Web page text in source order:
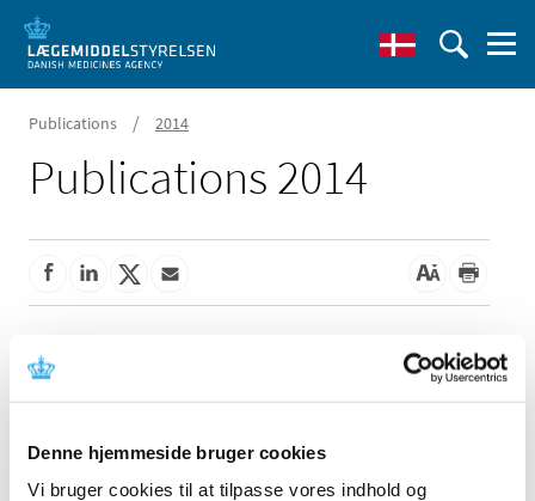
Denne hjemmeside bruger cookies
Vi bruger cookies til at tilpasse vores indhold og
Publications / 2014
Publications 2014
Show alphabetically
Annual pharmacovigilance report 2013
In 2013, the Danish Health Authority, DHMA, received the
highest number of adverse reactions ever. A total of